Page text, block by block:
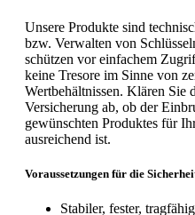
Unsere Produkte sind
bzw. Verwalten von
schützen vor einfachem
keine Tresore im Sinne von
Wertbehältnissen. Klären Sie
Versicherung ab, ob der
gewünschten Produktes für
ausreichend ist.
Voraussetzungen für die
Stabiler, fester,